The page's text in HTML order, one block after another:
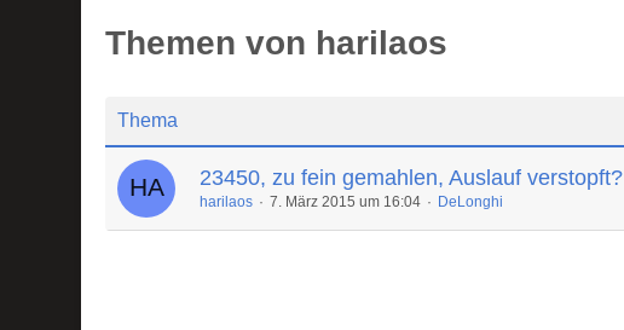
Themen von harilaos
Thema
23450, zu fein gemahlen, Auslauf verstopft?
harilaos 7. März 2015 um 16:04 DeLonghi